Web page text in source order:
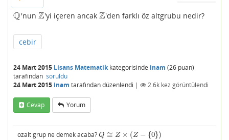
Q
Q 'nun Z
Z 'yi içeren ancak Z
Z 'den farklı öz altgrubu nedir?
cebir
24 Mart 2015 Lisans Matematikkategorisinde inam (26 puan)
tarafından soruldu
24 Mart 2015 inam tarafındandüzenlendi | 2.6k kez görüntülendi
Cevap Yorum
ozalt grup ne demek acaba? Q ≅ Z × (Z − {0})
Q≅Z× (Z −{ 0})